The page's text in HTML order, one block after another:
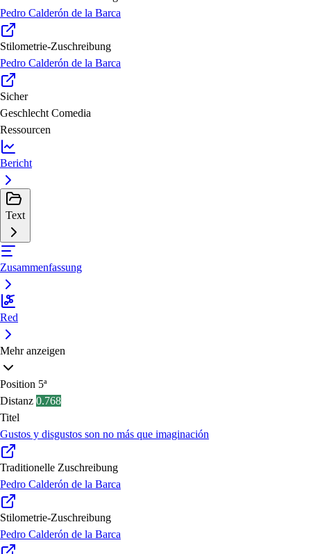
Pedro Calderón de la Barca
Stilometrie-Zuschreibung
Pedro Calderón de la Barca
Sicher
Geschlecht Comedia
Ressourcen
Bericht
Text
Zusammenfassung
Red
Mehr anzeigen
Position 5ª
Distanz 0.768
Titel
Gustos y disgustos son no más que imaginación
Traditionelle Zuschreibung
Pedro Calderón de la Barca
Stilometrie-Zuschreibung
Pedro Calderón de la Barca